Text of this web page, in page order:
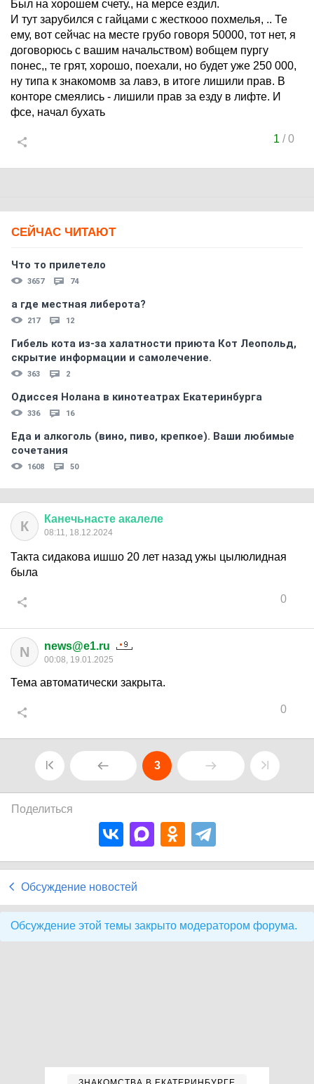
Был на хорошем счету., на мерсе ездил.
И тут зарубился с гайцами с жесткооо похмелья, .. Те
ему, вот сейчас на месте грубо говоря 50000, тот нет, я
договорюсь с вашим начальством) вобщем пургу
понес,, те грят, хорошо, поехали, но будет уже 250 000,
ну типа к знакомомв за лавэ, в итоге лишили прав. В
конторе смеялись - лишили прав за езду в лифте. И
фсе, начал бухать
1 /0
СЕЙЧАС ЧИТАЮТ
Что то прилетело
3657 74
а где местная либерота?
217 12
Гибель кота из-за халатности приюта Кот Леопольд,
скрытиe информации и самолечение.
363 2
Одиссея Нолана в кинотеатрах Екатеринбурга
336 16
Еда и алкоголь (вино, пиво, крепкое). Ваши любимые
сочетания
1608 50
К Канечьнасте акалеле
08:11, 18.12.2024
Такта сидакова ишшо 20 лет назад ужы цылюлидная
была
0
N news@e1.ru
00:08, 19.01.2025
Тема автоматически закрыта.
0
3
Поделиться
Обсуждение новостей
Обсуждение этой темы закрыто модератором форума.